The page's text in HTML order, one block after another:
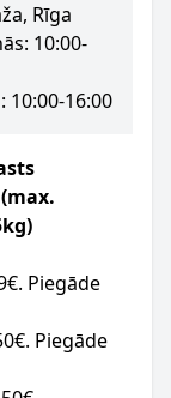
Rīga
10:00-
10:00-16:00
Piegāde
Piegāde